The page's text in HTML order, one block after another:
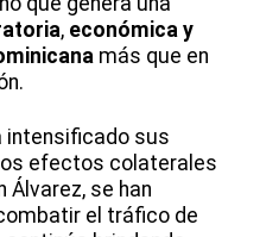
, económica y
más que en
intensificado sus
efectos colaterales
Álvarez, se han
el tráfico de